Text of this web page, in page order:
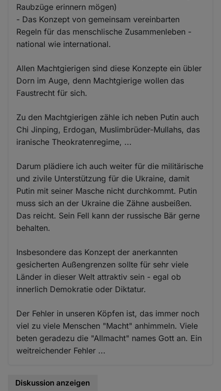
Raubzüge erinnern mögen)
- Das Konzept von gemeinsam vereinbarten
Regeln für das menschlische Zusammenleben -
national wie international.
Allen Machtgierigen sind diese Konzepte ein übler
Dorn im Auge, denn Machtgierige wollen das
Faustrecht für sich.
Zu den Machtgierigen zähle ich neben Putin auch
Chi Jinping, Erdogan, Muslimbrüder-Mullahs, das
iranische Theokratenregime, ...
Darum plädiere ich auch weiter für die militärische
und zivile Unterstützung für die Ukraine, damit
Putin mit seiner Masche nicht durchkommt. Putin
muss sich an der Ukraine die Zähne ausbeißen.
Das reicht. Sein Fell kann der russische Bär gerne
behalten.
Insbesondere das Konzept der anerkannten
gesicherten Außengrenzen sollte für sehr viele
Länder in dieser Welt attraktiv sein - egal ob
innerlich Demokratie oder Diktatur.
Der Fehler in unseren Köpfen ist, das immer noch
viel zu viele Menschen "Macht" anhimmeln. Viele
beten geradezu die "Allmacht" names Gott an. Ein
weitreichender Fehler ...
Diskussion anzeigen